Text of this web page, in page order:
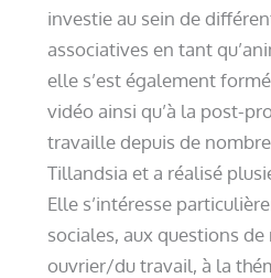
investie au sein de
associatives en tant
elle s’est également
vidéo ainsi qu’à la post-
travaille depuis de
Tillandsia et a réalisé
Elle s’intéresse
sociales, aux questions
ouvrier/du travail, à la